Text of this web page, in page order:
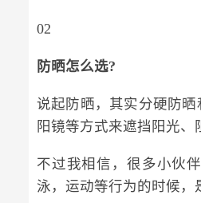
02
防晒怎么选?
说起防晒，其实分硬防
阳镜等方式来遮挡阳光、
不过我相信，很多小伙
泳，运动等行为的时候，